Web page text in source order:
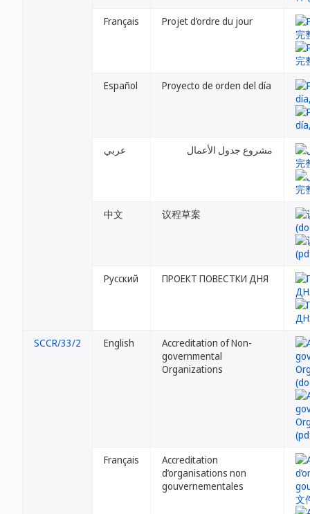
Français Projet d’ordre du jour
Español Proyecto de orden del día
عربي مشروع جدول الأعمال
中文 议程草案
Русский ПРОЕКТ ПОВЕСТКИ ДНЯ
SCCR/33/2 English
Accreditation of Non-
governmental
Organizations
Français
Accreditation
d’organisations non
gouvernementales